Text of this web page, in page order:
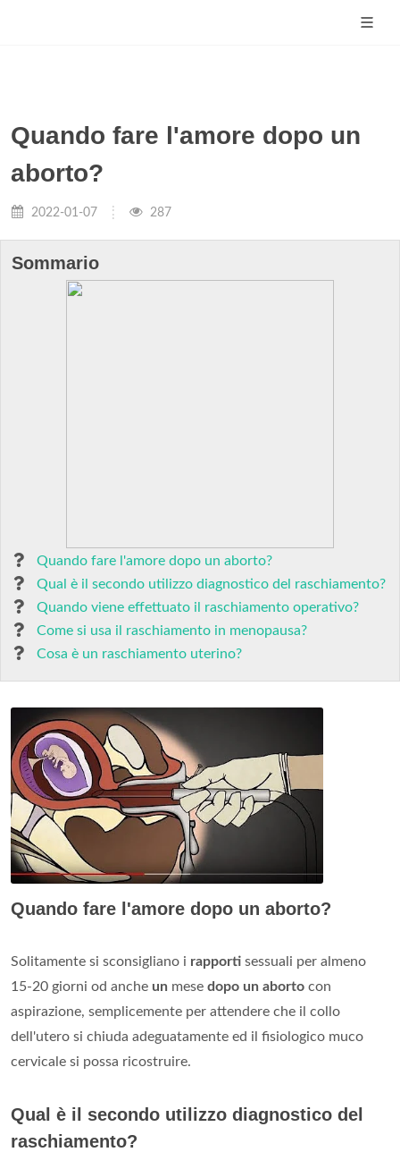
Quando fare l'amore dopo un
aborto?
2022-01-07 287
Sommario
Quando fare l'amore dopo un aborto?
Qual è il secondo utilizzo diagnostico del raschiamento?
Quando viene effettuato il raschiamento operativo?
Come si usa il raschiamento in menopausa?
Cosa è un raschiamento uterino?
Quando fare l'amore dopo un aborto?
Solitamente si sconsigliano i rapporti sessuali per almeno
15-20 giorni od anche un mese dopo un aborto con
aspirazione, semplicemente per attendere che il collo
dell'utero si chiuda adeguatamente ed il fisiologico muco
cervicale si possa ricostruire.
Qual è il secondo utilizzo diagnostico del
raschiamento?